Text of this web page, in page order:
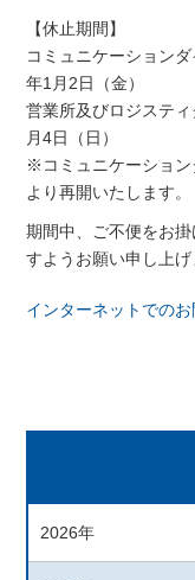
【休止期間】
コミュニケーション
年1月2日（金）
営業所及びロジステ
月4日（日）
※コミュニケーショ
より再開いたします。
期間中、ご不便をお
すようお願い申し上げ
インターネットでの
2026年